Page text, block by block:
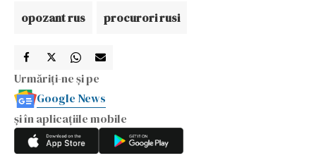
opozant rus procurori rusi
Urmăriți-ne și pe
Google News
și în aplicațiile mobile